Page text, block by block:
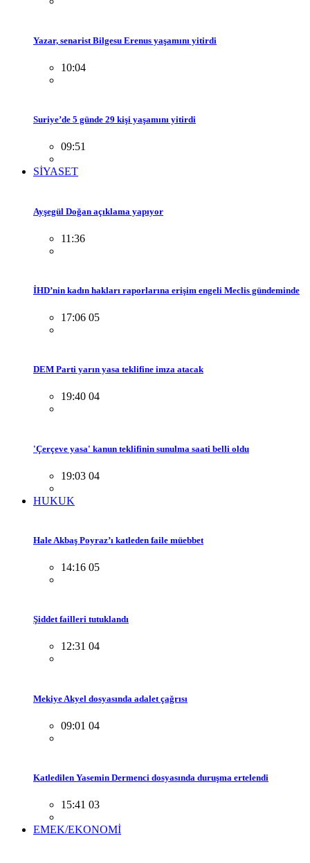
Yazar, senarist Bilgesu Erenus yaşamını yitirdi
10:04
Suriye’de 5 günde 29 kişi yaşamını yitirdi
09:51
SİYASET
Ayşegül Doğan açıklama yapıyor
11:36
İHD’nin kadın hakları raporlarına erişim engeli Meclis gündeminde
17:06 05
DEM Parti yarın yasa teklifine imza atacak
19:40 04
'Çerçeve yasa' kanun teklifinin sunulma saati belli oldu
19:03 04
HUKUK
Hale Akbaş Poyraz’ı katleden faile müebbet
14:16 05
Şiddet failleri tutuklandı
12:31 04
Mekiye Akyel dosyasında adalet çağrısı
09:01 04
Katledilen Yasemin Dermenci dosyasında duruşma ertelendi
15:41 03
EMEK/EKONOMİ